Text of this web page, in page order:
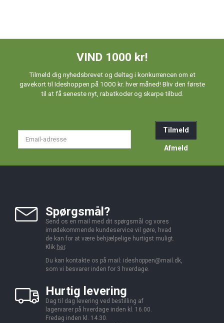
VIND 1000 kr!
Tilmeld dig nyhedsbrevet og deltag i konkurrencen om et
gavekort til Ideshoppen på 1000 kr. hver måned! Bliv den første
til at få seneste nyt, rabatkoder og skarpe tilbud.
Tilmeld
Afmeld
Spørgsmål?
Send os en mail med dit spørgsmål og vores
imødekommende kundeservice vil gøre, hvad
de kan for at være behjælpelige hurtigst muligt.
Klik her.
Du kan kontakte os på mail: ideshoppen@mail.dk,
som vi besvarer inden for 3 hverdage.
Hurtig levering
Dag til dag levering ved bestilling af
lagervarer på hverdage inden kl. 16.00.
Fredag inden kl. 14.30.